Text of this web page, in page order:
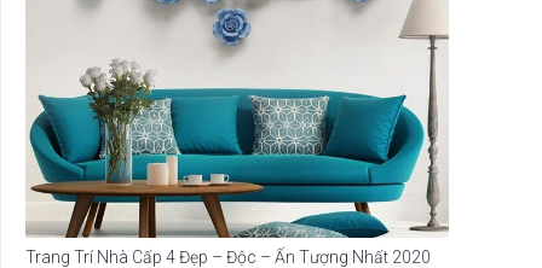
Trang Trí Nhà Cấp 4 Đẹp – Độc – Ấn Tượng Nhất 2020